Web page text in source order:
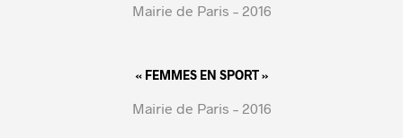
Mairie de Paris – 2016
« FEMMES EN SPORT »
Mairie de Paris – 2016